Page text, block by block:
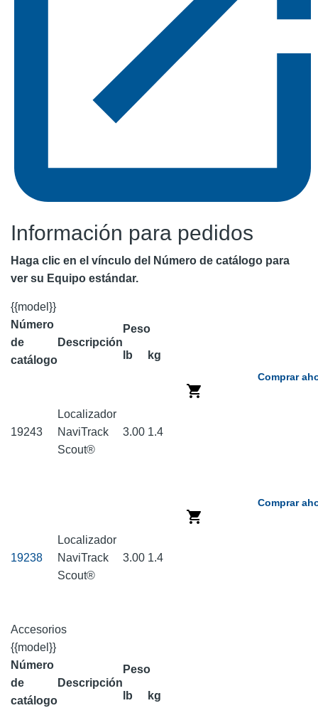
Información para pedidos
Haga clic en el vínculo del Número de catálogo para
ver su Equipo estándar.
{{model}}
Número
de
catálogo
Descripción
Peso
lb kg
19243
Localizador
NaviTrack
Scout®
3.00 1.4
Comprar
19238
Localizador
NaviTrack
Scout®
3.00 1.4
Comprar
Accesorios
{{model}}
Número
de
catálogo
Descripción
Peso
lb kg